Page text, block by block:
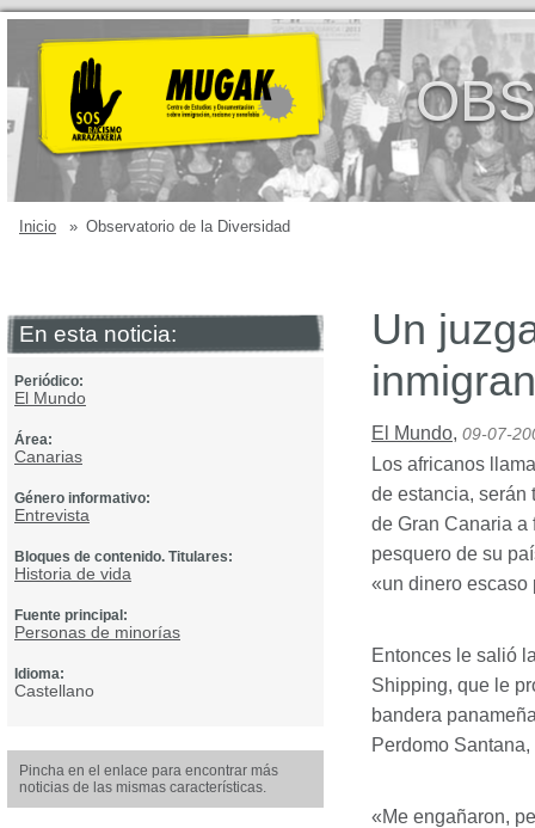
Inicio » Observatorio de la Diversidad
En esta noticia:
Periódico:
El Mundo
Área:
Canarias
Género informativo:
Entrevista
Bloques de contenido. Titulares:
Historia de vida
Fuente principal:
Personas de minorías
Idioma:
Castellano
Pincha en el enlace para encontrar más
noticias de las mismas características.
Un
El Mundo, 09-07-
Los africanos
de estancia,
de Gran Canaria a
pesquero de su
«un dinero escaso
Entonces le salió
Shipping, que le
bandera
Perdomo
«Me engañaron,